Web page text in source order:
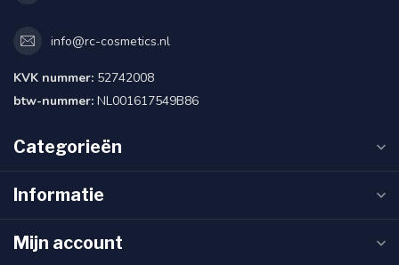
info@rc-cosmetics.nl
KVK nummer: 52742008
btw-nummer: NL001617549B86
Categorieën
Informatie
Mijn account